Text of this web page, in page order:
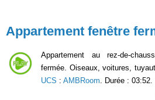
Appartement fenêtre
Appartement au rez-de-
fermée. Oiseaux, voitures,
UCS : AMBRoom . Durée : 03:52.